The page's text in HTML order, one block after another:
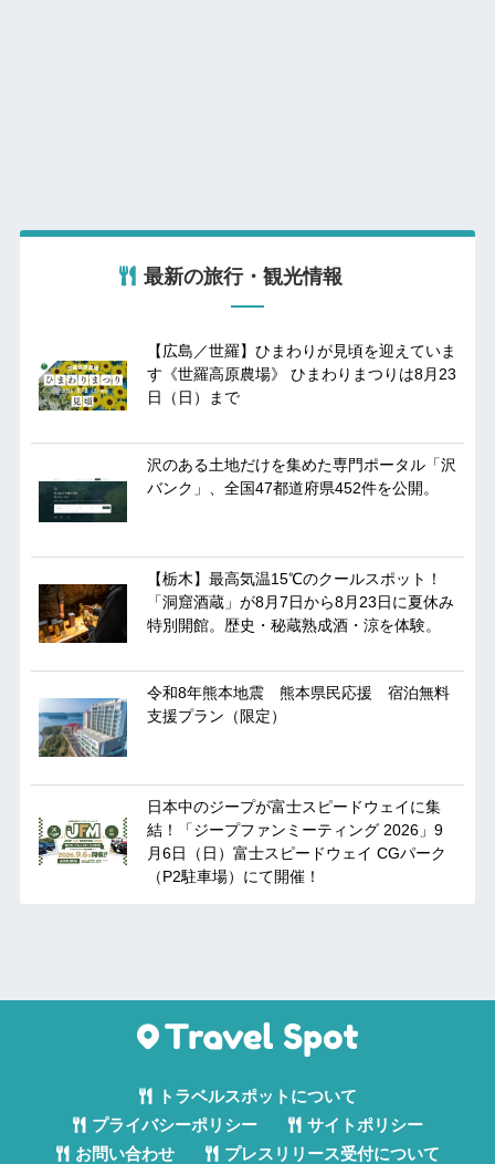
最新の旅行・観光情報
【広島／世羅】ひまわりが見頃を迎えていま
す《世羅高原農場》 ひまわりまつりは8月23
日（日）まで
沢のある土地だけを集めた専門ポータル「沢
バンク」、全国47都道府県452件を公開。
【栃木】最高気温15℃のクールスポット！
「洞窟酒蔵」が8月7日から8月23日に夏休み
特別開館。歴史・秘蔵熟成酒・涼を体験。
令和8年熊本地震 熊本県民応援 宿泊無料
支援プラン（限定）
日本中のジープが富士スピードウェイに集
結！「ジープファンミーティング 2026」9
月6日（日）富士スピードウェイ CGパーク
（P2駐車場）にて開催！
トラベルスポットについて
プライバシーポリシー
サイトポリシー
お問い合わせ
プレスリリース受付について